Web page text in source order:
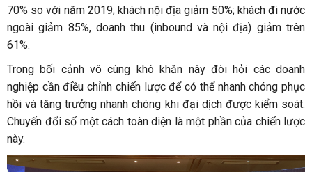
70% so với năm 2019; khách nội địa giảm 50%; khách đi nước
ngoài giảm 85%, doanh thu (inbound và nội địa) giảm trên
61%.
Trong bối cảnh vô cùng khó khăn này đòi hỏi các doanh
nghiệp cần điều chỉnh chiến lược để có thể nhanh chóng phục
hồi và tăng trưởng nhanh chóng khi đại dịch được kiểm soát.
Chuyến đổi số một cách toàn diện là một phần của chiến lược
này.